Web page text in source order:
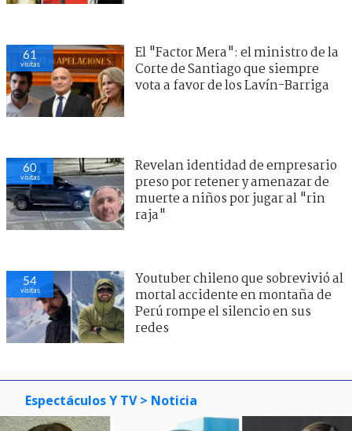
61
visitas
El "Factor Mera": el ministro de la
Corte de Santiago que siempre
vota a favor de los Lavín-Barriga
60
visitas
Revelan identidad de empresario
preso por retener y amenazar de
muerte a niños por jugar al "rin
raja"
54
visitas
Youtuber chileno que sobrevivió al
mortal accidente en montaña de
Perú rompe el silencio en sus
redes
Espectáculos Y TV > Noticia